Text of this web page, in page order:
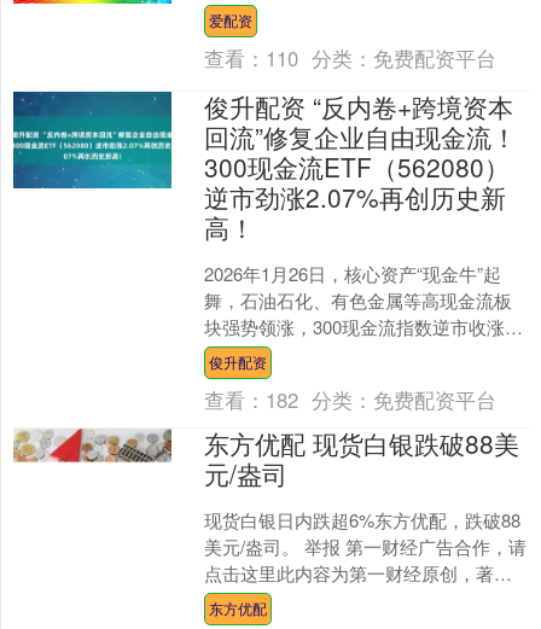
爱配资
查看： 110 分类： 免费配资平台
俊升配资 “反内卷+跨境资本
回流”修复企业自由现金流！
300现金流ETF（562080）
逆市劲涨2.07%再创历史新
高！
2026年1月26日，核心资产“现金牛”起
舞，石油石化、有色金属等高现金流板
块强势领涨，300现金流指数逆市收涨
1.9%俊升配资，显著跑赢中证红利、上
证指数、创....
俊升配资
查看： 182 分类： 免费配资平台
东方优配 现货白银跌破88美
元/盎司
现货白银日内跌超6%东方优配，跌破88
美元/盎司。 举报 第一财经广告合作，请
点击这里此内容为第一财经原创，著作
权归第一财经所有。未经第一财经书面
东方优配